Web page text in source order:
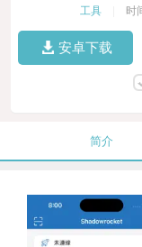
工具 时
安卓下载
简介